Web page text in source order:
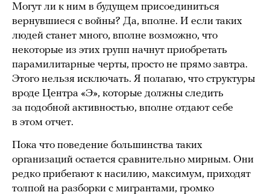
Могут ли к ним в будущем присоединиться
вернувшиеся с войны? Да, вполне. И если таких
людей станет много, вполне возможно, что
некоторые из этих групп начнут приобретать
парамилитарные черты, просто не прямо завтра.
Этого нельзя исключать. Я полагаю, что структуры
вроде Центра «Э», которые должны следить
за подобной активностью, вполне отдают себе
в этом отчет.
Пока что поведение большинства таких
организаций остается сравнительно мирным. Они
редко прибегают к насилию, максимум, приходят
толпой на разборки с мигрантами, громко